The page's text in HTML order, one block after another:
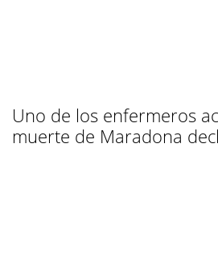
Uno de los enfermeros
muerte de Maradona